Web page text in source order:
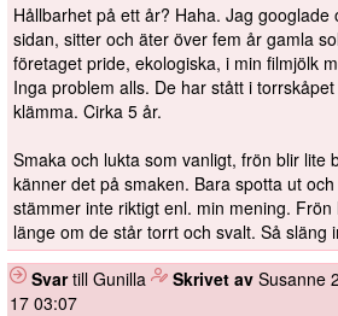
Hållbarhet på ett år? Haha. Jag googlade
sidan, sitter och äter över fem år gamla
företaget pride, ekologiska, i min filmjölk
Inga problem alls. De har stått i
klämma. Cirka 5 år.
Smaka och lukta som vanligt, frön blir lite
känner det på smaken. Bara spotta ut
stämmer inte riktigt enl. min mening.
länge om de står torrt och svalt. Så släng
Svartill Gunilla Skrivet av Susanne
17 03:07